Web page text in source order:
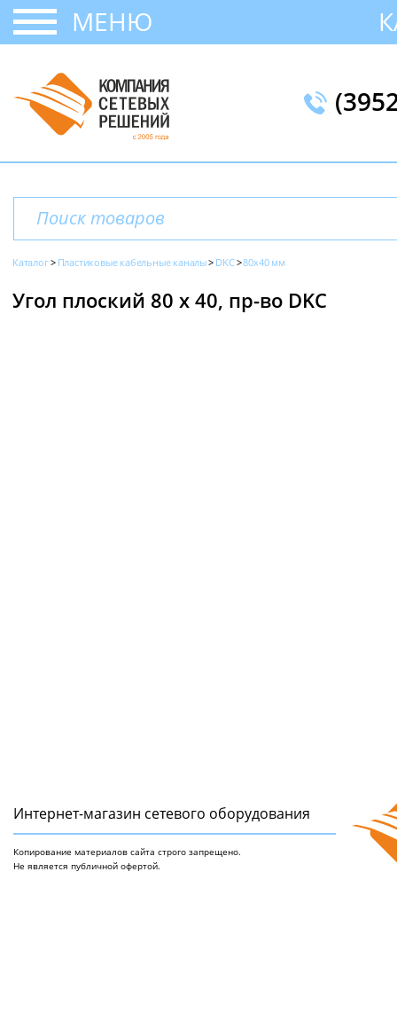
МЕНЮ
Каталог Пластиковые кабельные каналы DKC 80х40 мм
Угол плоский 80 х 40, пр-во DKC
Интернет-магазин сетeвого оборудования
Копирование материалов сайта строго запрещено.
Не является публичной офертой.